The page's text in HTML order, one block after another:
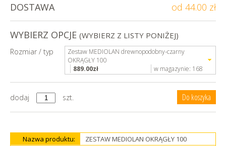
DOSTAWA od 44.00 zł
WYBIERZ OPCJE (WYBIERZ Z LISTY PONIŻEJ)
Rozmiar / typ
Zestaw MEDIOLAN drewnopodobny-czarny
OKRĄGŁY 100
889.00zł w magazynie: 168
dodaj szt.
Nazwa produktu:
ZESTAW MEDIOLAN OKRĄGŁY 100